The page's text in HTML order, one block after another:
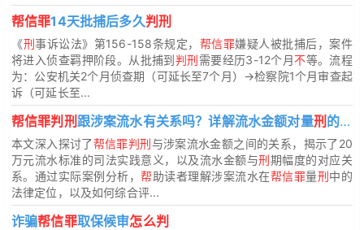
帮信罪14天批捕后多久判刑
《刑事诉讼法》第156-158条规定， 帮信罪嫌疑人被批捕后，案件
将进入侦查羁押阶段。从批捕到判刑需要经历3-12个月不等。流程
为：公安机关2个月侦查期（可延长至7个月）→检察院1个月审查起
诉（可延长至...
帮信罪判刑 跟涉案流水有关系吗？详解流水金额对量刑 的影响
本文深入探讨了帮信罪判刑与涉案流水金额之间的关系，揭示了20
万元流水标准的司法实践意义，以及流水金额与刑期幅度的对应关
系。通过实际案例分析，帮助读者理解涉案流水在帮信罪量刑中的
法律定位，以及如何综合评...
诈骗帮信罪取保候审怎么判